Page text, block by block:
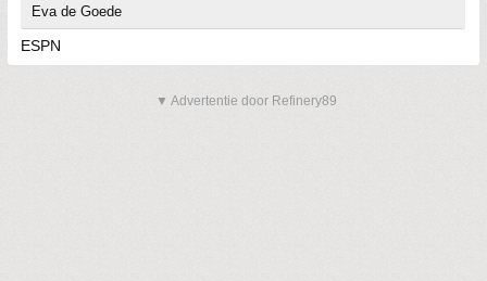
Eva de Goede
ESPN
▼ Advertentie door Refinery89